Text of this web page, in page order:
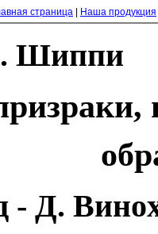
страница Наша продукция
Шиппи
- Д.